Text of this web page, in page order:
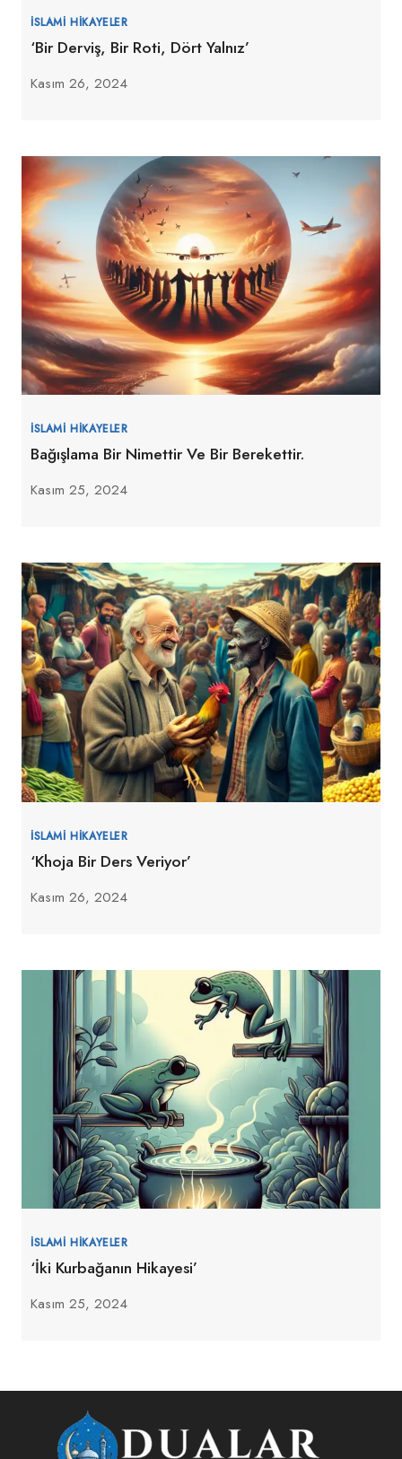
İSLAMI HIKAYELER
‘Bir Derviş, Bir Roti, Dört Yalnız’
Kasım 26, 2024
İSLAMI HIKAYELER
Bağışlama Bir Nimettir Ve Bir Berekettir.
Kasım 25, 2024
İSLAMI HIKAYELER
‘Khoja Bir Ders Veriyor’
Kasım 26, 2024
İSLAMI HIKAYELER
‘İki Kurbağanın Hikayesi’
Kasım 25, 2024